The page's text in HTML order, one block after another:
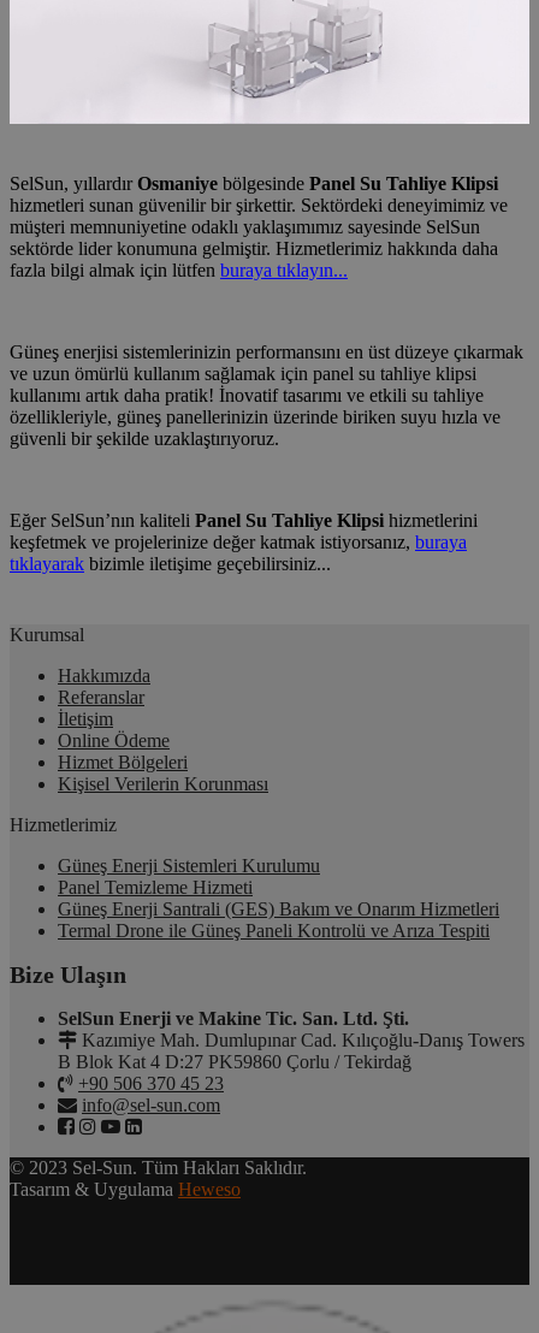
SelSun, yıllardırOsmaniye bölgesinde Panel Su Tahliye Klipsi
hizmetleri sunan güvenilir bir şirkettir. Sektördeki deneyimimiz ve
müşteri memnuniyetine odaklı yaklaşımımız sayesinde SelSun
sektörde lider konumuna gelmiştir. Hizmetlerimiz hakkında daha
fazla bilgi almak için lütfen buraya tıklayın...
Güneş enerjisi sistemlerinizin performansını en üst düzeye çıkarmak
ve uzun ömürlü kullanım sağlamak için panel su tahliye klipsi
kullanımı artık daha pratik! İnovatif tasarımı ve etkili su tahliye
özellikleriyle, güneş panellerinizin üzerinde biriken suyu hızla ve
güvenli bir şekilde uzaklaştırıyoruz.
Eğer SelSun’nın kaliteli Panel Su Tahliye Klipsi hizmetlerini
keşfetmek ve projelerinize değer katmak istiyorsanız, buraya
tıklayarak bizimle iletişime geçebilirsiniz...
Kurumsal
Hakkımızda
Referanslar
İletişim
Online Ödeme
Hizmet Bölgeleri
Kişisel Verilerin Korunması
Hizmetlerimiz
Güneş Enerji Sistemleri Kurulumu
Panel Temizleme Hizmeti
Güneş Enerji Santrali (GES) Bakım ve Onarım Hizmetleri
Termal Drone ile Güneş Paneli Kontrolü ve Arıza Tespiti
Bize Ulaşın
SelSun Enerji ve Makine Tic. San. Ltd. Şti.
Kazımiye Mah. Dumlupınar Cad. Kılıçoğlu-Danış Towers
B Blok Kat 4 D:27 PK59860 Çorlu / Tekirdağ
+90 506 370 45 23
info@sel-sun.com
© 2023 Sel-Sun. Tüm Hakları Saklıdır.
Tasarım & Uygulama Heweso